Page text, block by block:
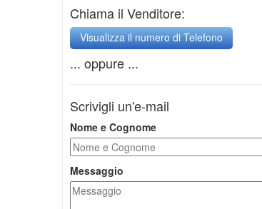
Chiama il Venditore:
... oppure ...
Scrivigli un'e-mail
Nome e Cognome
Messaggio